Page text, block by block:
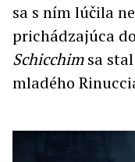
sa s ním lúčila
prichádzajúca
Schicchimsa stal
mladého